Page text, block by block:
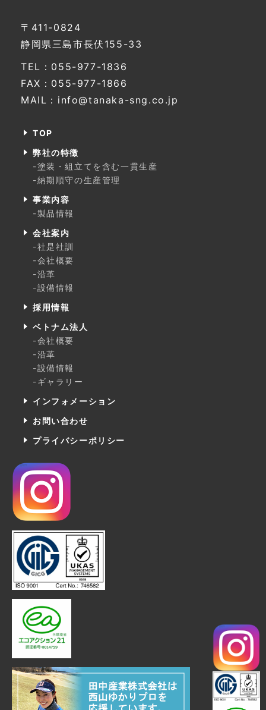
〒411-0824
静岡県三島市長伏155-33
TEL：055-977-1836
FAX：055-977-1866
MAIL：info@tanaka-sng.co.jp
TOP
弊社の特徴
-塗装・組立てを含む一貫生産
-納期順守の生産管理
事業内容
-製品情報
会社案内
-社是社訓
-会社概要
-沿革
-設備情報
採用情報
ベトナム法人
-会社概要
-沿革
-設備情報
-ギャラリー
インフォメーション
お問い合わせ
プライバシーポリシー